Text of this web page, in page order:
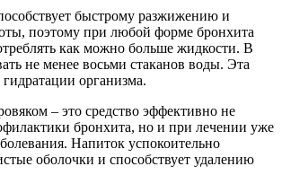
быстрому разжижению и
поэтому при любой форме бронхита
как можно больше жидкости. В
не менее восьми стаканов воды. Эта
гидратации организма.
– это средство эффективно не
бронхита, но и при лечении уже
Напиток успокоительно
оболочки и способствует удалению